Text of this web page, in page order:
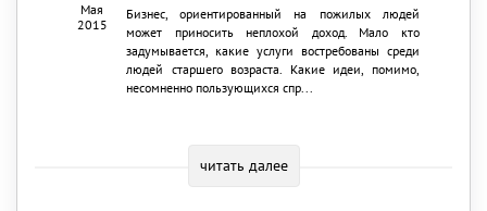
Мая
2015
Бизнес, ориентированный на пожилых людей
может приносить неплохой доход. Мало кто
задумывается, какие услуги востребованы среди
людей старшего возраста. Какие идеи, помимо,
несомненно пользующихся спр...
читать далее